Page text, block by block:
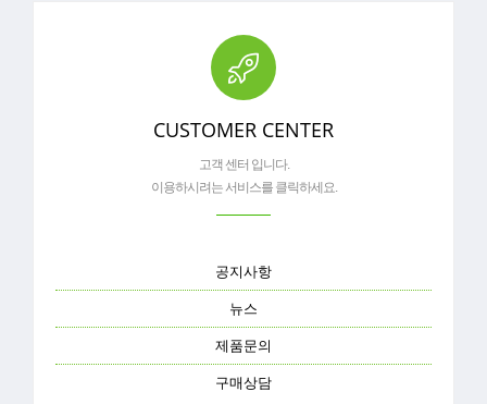
CUSTOMER CENTER
고객 센터 입니다.
이용하시려는 서비스를 클릭하세요.
공지사항
뉴스
제품문의
구매상담